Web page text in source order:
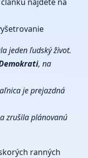
jeden ľudský život.
, na
je prejazdná
zrušila plánovanú
ranných